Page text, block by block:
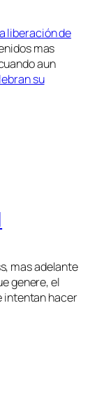
liberación de
mas
aun
su
mas adelante
genere, el
intentan hacer